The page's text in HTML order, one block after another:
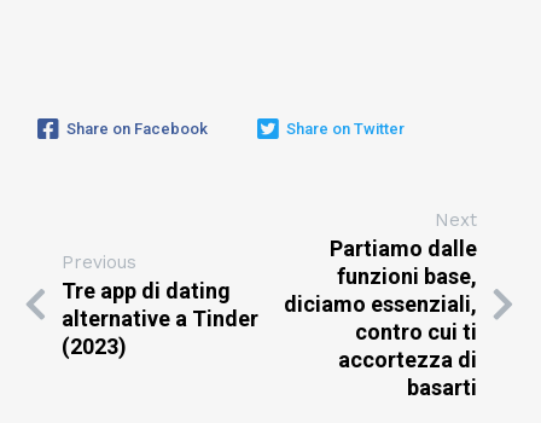
Share on Facebook Share on Twitter
Previous
Tre app di dating
alternative a Tinder
(2023)
Next
Partiamo dalle
funzioni base,
diciamo essenziali,
contro cui ti
accortezza di
basarti